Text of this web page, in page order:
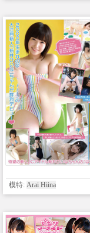
模特: Arai Hiina